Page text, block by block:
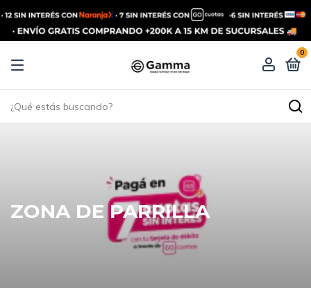
0
ZONA DE PARRILLA